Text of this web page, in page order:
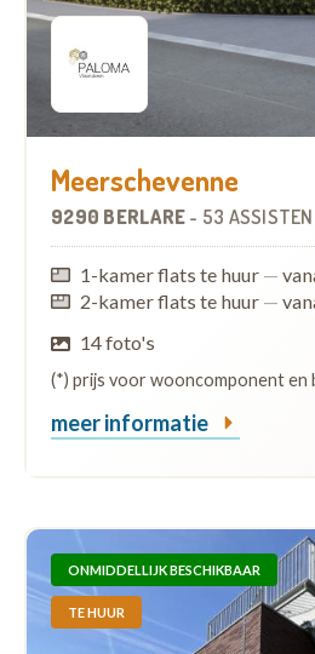
Meerschevenne
9290 BERLARE - 53
1-kamer flats te huur —
2-kamer flats te huur —
14 foto's
(*) prijs voor wooncomponent en
meer informatie
ONMIDDELLIJK BESCHIKBAAR
TE HUUR